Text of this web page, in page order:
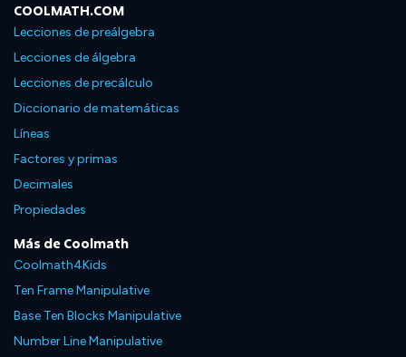
COOLMATH.COM
Lecciones de preálgebra
Lecciones de álgebra
Lecciones de precálculo
Diccionario de matemáticas
Líneas
Factores y primas
Decimales
Propiedades
Más de Coolmath
Coolmath4Kids
Ten Frame Manipulative
Base Ten Blocks Manipulative
Number Line Manipulative